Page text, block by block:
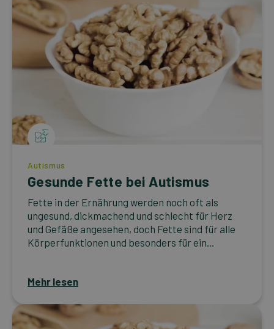
Autismus
Gesunde Fette bei Autismus
Fette in der Ernährung werden noch oft als
ungesund, dickmachend und schlecht für Herz
und Gefäße angesehen, doch Fette sind für alle
Körperfunktionen und besonders für ein...
Mehr lesen